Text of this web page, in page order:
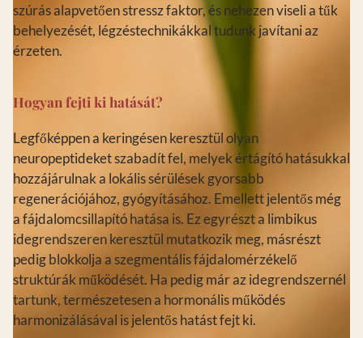
szúrás alapvetően stressz faktor, és nehezen viseli a tűk
behelyezését, légzéstechnikákkal tudunk javítani az
érzeten.
Hogyan fejti ki hatását?
Legfőképpen a keringésen keresztül olyan
neuropeptideket szabadít fel, melyek értágító hatásukkal
hozzájárulnak a lokális sérülések gyorsabb
regenerációjához, gyógyításához. Emellett jelentős még
a fájdalomcsillapító hatása is. Ez egyrészt a limbikus
idegrendszeren keresztül mutatkozik meg, másrészt
pedig blokkolja a szegmentális fájdalomérzékelő
struktúrák működését. Ha pedig már az idegrendszernél
tartunk, természetesen a hormonális működés
harmonizálásával is jelentős hatást fejt ki.